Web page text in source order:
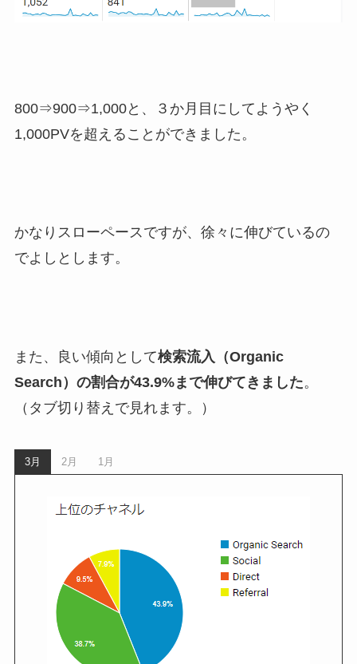
800⇒900⇒1,000と、３か月目にしてようやく
1,000PVを超えることができました。
かなりスローペースですが、徐々に伸びているの
でよしとします。
また、良い傾向として検索流入（Organic
Search）の割合が43.9%まで伸びてきました。
（タブ切り替えで見れます。）
3月 2月 1月